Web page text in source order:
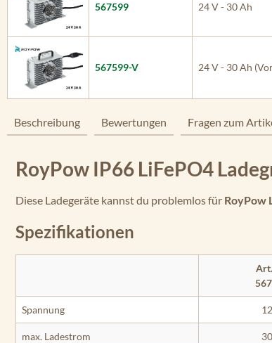
567599 24 V - 30 Ah
567599-V 24 V - 30 Ah
Beschreibung Bewertungen Fragen zum
RoyPow IP66 LiFePO4
Diese Ladegeräte kannst du problemlos für RoyPow
Spezifikationen
Spannung
max. Ladestrom